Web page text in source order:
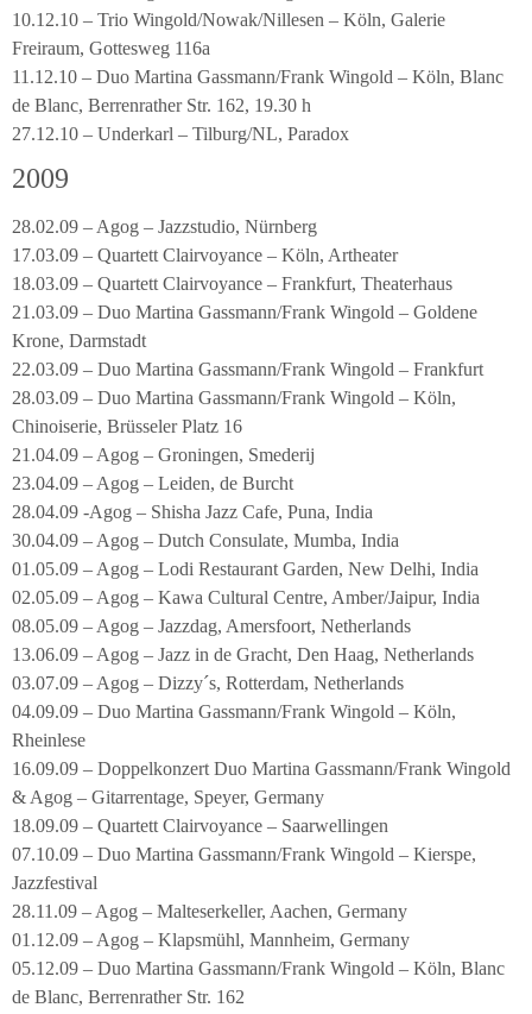
10.12.10 – Trio Wingold/Nowak/Nillesen – Köln, Galerie
Freiraum, Gottesweg 116a
11.12.10 – Duo Martina Gassmann/Frank Wingold – Köln, Blanc
de Blanc, Berrenrather Str. 162, 19.30 h
27.12.10 – Underkarl – Tilburg/NL, Paradox
2009
28.02.09 – Agog – Jazzstudio, Nürnberg
17.03.09 – Quartett Clairvoyance – Köln, Artheater
18.03.09 – Quartett Clairvoyance – Frankfurt, Theaterhaus
21.03.09 – Duo Martina Gassmann/Frank Wingold – Goldene
Krone, Darmstadt
22.03.09 – Duo Martina Gassmann/Frank Wingold – Frankfurt
28.03.09 – Duo Martina Gassmann/Frank Wingold – Köln,
Chinoiserie, Brüsseler Platz 16
21.04.09 – Agog – Groningen, Smederij
23.04.09 – Agog – Leiden, de Burcht
28.04.09 -Agog – Shisha Jazz Cafe, Puna, India
30.04.09 – Agog – Dutch Consulate, Mumba, India
01.05.09 – Agog – Lodi Restaurant Garden, New Delhi, India
02.05.09 – Agog – Kawa Cultural Centre, Amber/Jaipur, India
08.05.09 – Agog – Jazzdag, Amersfoort, Netherlands
13.06.09 – Agog – Jazz in de Gracht, Den Haag, Netherlands
03.07.09 – Agog – Dizzy´s, Rotterdam, Netherlands
04.09.09 – Duo Martina Gassmann/Frank Wingold – Köln,
Rheinlese
16.09.09 – Doppelkonzert Duo Martina Gassmann/Frank Wingold
& Agog – Gitarrentage, Speyer, Germany
18.09.09 – Quartett Clairvoyance – Saarwellingen
07.10.09 – Duo Martina Gassmann/Frank Wingold – Kierspe,
Jazzfestival
28.11.09 – Agog – Malteserkeller, Aachen, Germany
01.12.09 – Agog – Klapsmühl, Mannheim, Germany
05.12.09 – Duo Martina Gassmann/Frank Wingold – Köln, Blanc
de Blanc, Berrenrather Str. 162